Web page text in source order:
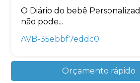
O Diário do bebê
não pode...
AVB-35ebbf7eddc0
Orçamento rápido